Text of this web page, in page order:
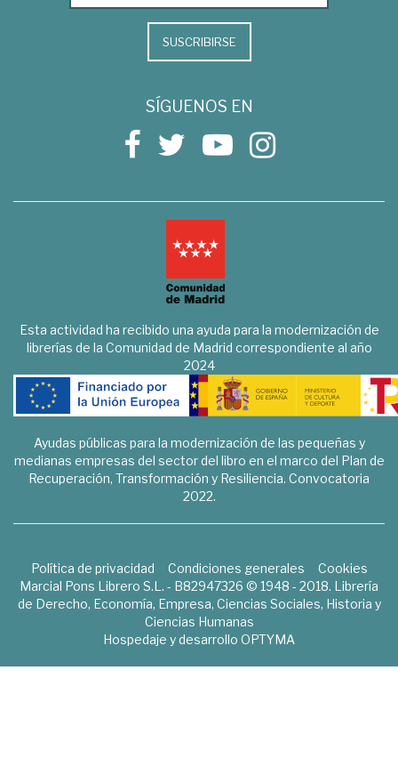
SUSCRIBIRSE
SÍGUENOS EN
Esta actividad ha recibido una ayuda para la modernización de
librerías de la Comunidad de Madrid correspondiente al año
2024
Ayudas públicas para la modernización de las pequeñas y
medianas empresas del sector del libro en el marco del Plan de
Recuperación, Transformación y Resiliencia. Convocatoria
2022.
Política de privacidad Condiciones generales
Cookies
Marcial Pons Librero S.L. - B82947326 © 1948 - 2018. Librería
de Derecho, Economía, Empresa, Ciencias Sociales, Historia y
Ciencias Humanas
Hospedaje y desarrollo OPTYMA